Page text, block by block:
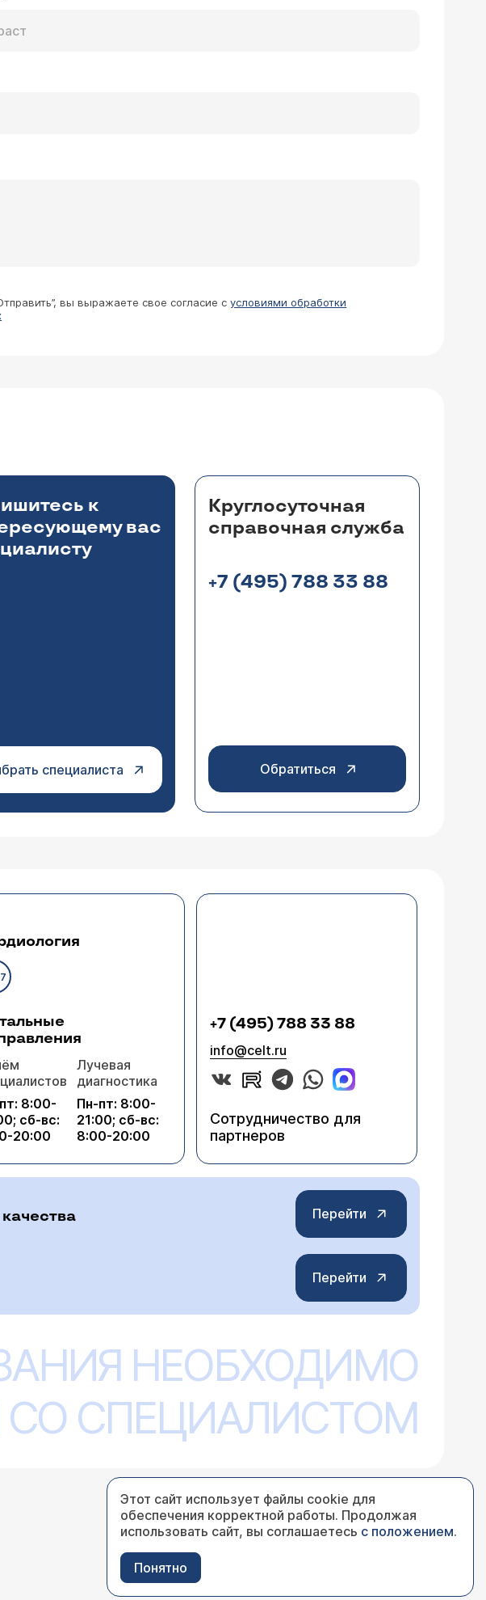
вы выражаете свое согласие сусловиями обработки
к
вас
специалиста
Круглосуточная
справочная служба
+7 (495) 788 33 88
Обратиться
8:00-
сб-вс:
20:00
Лучевая
диагностика
Пн-пт: 8:00-
21:00; сб-вс:
8:00-20:00
+7 (495) 788 33 88
info@celt.ru
Сотрудничество для
партнеров
Перейти
Перейти
НЕОБХОДИМО
СО СПЕЦИАЛИСТОМ
Этот сайт использует файлы cookie для
обеспечения корректной работы. Продолжая
использовать сайт, вы соглашаетесь с положением.
Понятно